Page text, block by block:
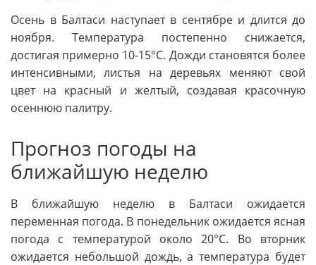
Осень в Балтаси наступает в сентябре и длится до
ноября. Температура постепенно снижается,
достигая примерно 10-15°C. Дожди становятся более
интенсивными, листья на деревьях меняют свой
цвет на красный и желтый, создавая красочную
осеннюю палитру.
Прогноз погоды на
ближайшую неделю
В ближайшую неделю в Балтаси ожидается
переменная погода. В понедельник ожидается ясная
погода с температурой около 20°C. Во вторник
ожидается небольшой дождь, а температура будет